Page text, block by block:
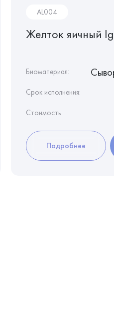
AL004
Желток яичный
Биоматериал:
Срок исполнения:
Стоимость
Подробнее